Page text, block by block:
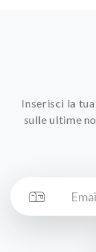
Inserisci la
sulle ultime